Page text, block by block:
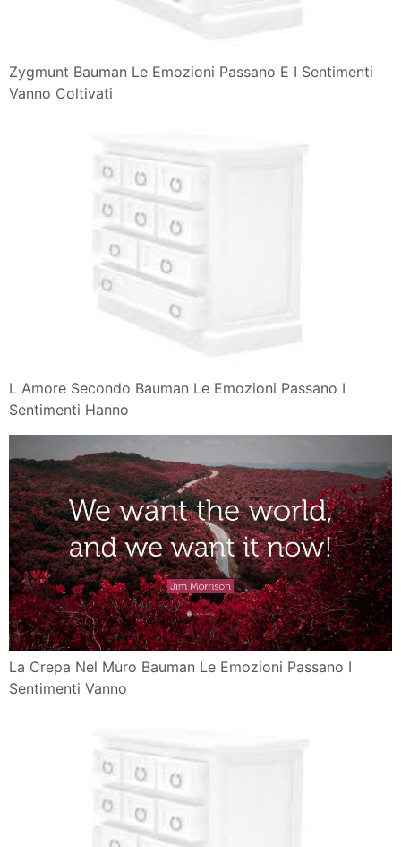
Zygmunt Bauman Le Emozioni Passano E I Sentimenti
Vanno Coltivati
L Amore Secondo Bauman Le Emozioni Passano I
Sentimenti Hanno
La Crepa Nel Muro Bauman Le Emozioni Passano I
Sentimenti Vanno